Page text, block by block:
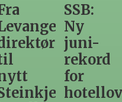
Elendig
gir
utslag
for